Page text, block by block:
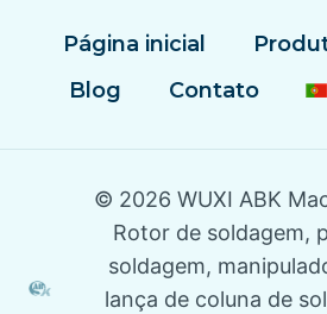
Página inicial
Blog
Contato
© 2026 WUXI ABK
Rotor de soldagem,
soldagem,
lança de coluna de